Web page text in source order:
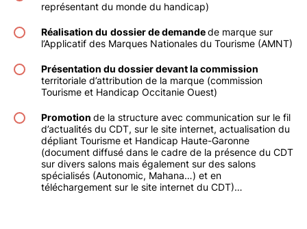
représentant du monde du handicap)
Réalisation du dossier de demandede marque sur
l’Applicatif des Marques Nationales du Tourisme (AMNT)
Présentation du dossier devant la commission
territoriale d’attribution de la marque (commission
Tourisme et Handicap Occitanie Ouest)
Promotion de la structure avec communication sur le fil
d’actualités du CDT, sur le site internet, actualisation du
dépliant Tourisme et Handicap Haute-Garonne
(document diffusé dans le cadre de la présence du CDT
sur divers salons mais également sur des salons
spécialisés (Autonomic, Mahana…) et en
téléchargement sur le site internet du CDT)…